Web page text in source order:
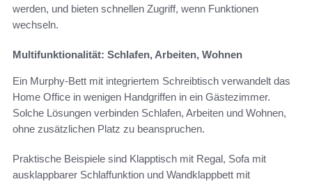
werden, und bieten schnellen Zugriff, wenn Funktionen
wechseln.
Multifunktionalität: Schlafen, Arbeiten, Wohnen
Ein Murphy-Bett mit integriertem Schreibtisch verwandelt das
Home Office in wenigen Handgriffen in ein Gästezimmer.
Solche Lösungen verbinden Schlafen, Arbeiten und Wohnen,
ohne zusätzlichen Platz zu beanspruchen.
Praktische Beispiele sind Klapptisch mit Regal, Sofa mit
ausklappbarer Schlaffunktion und Wandklappbett mit